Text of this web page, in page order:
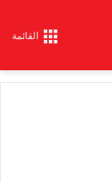
القائمة